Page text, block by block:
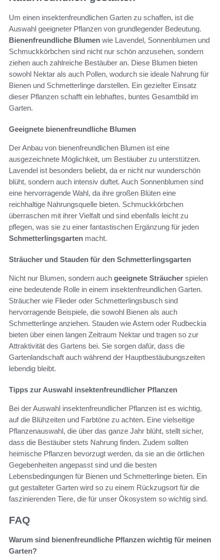
Um einen insektenfreundlichen Garten zu schaffen, ist die
Auswahl geeigneter Pflanzen von grundlegender Bedeutung.
Bienenfreundliche Blumen wie Lavendel, Sonnenblumen und
Schmuckkörbchen sind nicht nur schön anzusehen, sondern
ziehen auch zahlreiche Bestäuber an. Diese Blumen bieten
sowohl Nektar als auch Pollen, wodurch sie ideale Nahrung für
Bienen und Schmetterlinge darstellen. Ein gezielter Einsatz
dieser Pflanzen schafft ein lebhaftes, buntes Gesamtbild im
Garten.
Geeignete bienenfreundliche Blumen
Der Anbau von bienenfreundlichen Blumen ist eine
ausgezeichnete Möglichkeit, um Bestäuber zu unterstützen.
Lavendel ist besonders beliebt, da er nicht nur wunderschön
blüht, sondern auch intensiv duftet. Auch Sonnenblumen sind
eine hervorragende Wahl, da ihre großen Blüten eine
reichhaltige Nahrungsquelle bieten. Schmuckkörbchen
überraschen mit ihrer Vielfalt und sind ebenfalls leicht zu
pflegen, was sie zu einer fantastischen Ergänzung für jeden
Schmetterlingsgarten macht.
Sträucher und Stauden für den Schmetterlingsgarten
Nicht nur Blumen, sondern auch geeignete Sträucher spielen
eine bedeutende Rolle in einem insektenfreundlichen Garten.
Sträucher wie Flieder oder Schmetterlingsbusch sind
hervorragende Beispiele, die sowohl Bienen als auch
Schmetterlinge anziehen. Stauden wie Astern oder Rudbeckia
bieten über einen langen Zeitraum Nektar und tragen so zur
Attraktivität des Gartens bei. Sie sorgen dafür, dass die
Gartenlandschaft auch während der Hauptbestäubungszeiten
lebendig bleibt.
Tipps zur Auswahl insektenfreundlicher Pflanzen
Bei der Auswahl insektenfreundlicher Pflanzen ist es wichtig,
auf die Blühzeiten und Farbtöne zu achten. Eine vielseitige
Pflanzenauswahl, die über das ganze Jahr blüht, stellt sicher,
dass die Bestäuber stets Nahrung finden. Zudem sollten
heimische Pflanzen bevorzugt werden, da sie an die örtlichen
Gegebenheiten angepasst sind und die besten
Lebensbedingungen für Bienen und Schmetterlinge bieten. Ein
gut gestalteter Garten wird so zu einem Rückzugsort für die
faszinierenden Tiere, die für unser Ökosystem so wichtig sind.
FAQ
Warum sind bienenfreundliche Pflanzen wichtig für meinen
Garten?